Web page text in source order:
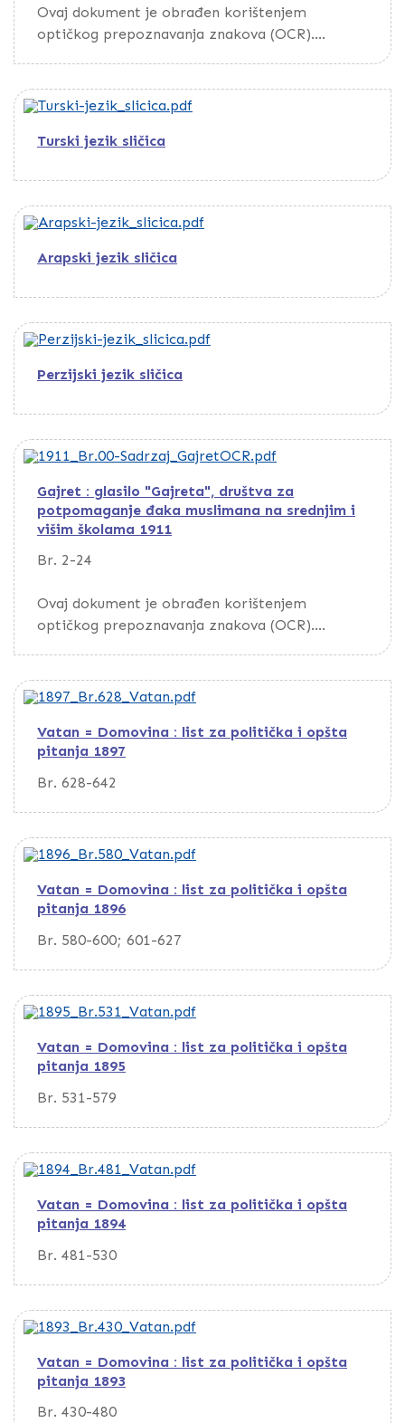
Ovaj dokument je obrađen korištenjem
optičkog prepoznavanja znakova (OCR).
putem opcije Download
Turski jezik sličica
Arapski jezik sličica
Perzijski jezik sličica
Gajret : glasilo "Gajreta", društva za
potpomaganje đaka muslimana na srednjim i
višim školama 1911
Br. 2-24
Ovaj dokument je obrađen korištenjem
optičkog prepoznavanja znakova (OCR).
putem opcije Download
Vatan = Domovina : list za politička i opšta
pitanja 1897
Br. 628-642
Vatan = Domovina : list za politička i opšta
pitanja 1896
Br. 580-600; 601-627
Vatan = Domovina : list za politička i opšta
pitanja 1895
Br. 531-579
Vatan = Domovina : list za politička i opšta
pitanja 1894
Br. 481-530
Vatan = Domovina : list za politička i opšta
pitanja 1893
Br. 430-480